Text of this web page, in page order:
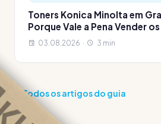
Toners Konica Minolta em
Porque Vale a Pena Vender os
03.08.2026 · 3 min
Todos os artigos do guia